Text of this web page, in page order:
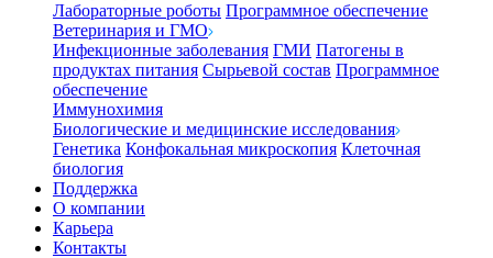
Лабораторные роботы Программное обеспечение
Ветеринария и ГМО
Инфекционные заболевания ГМИ Патогены в
продуктах питания Сырьевой состав Программное
обеспечение
Иммунохимия
Биологические и медицинские исследования
Генетика Конфокальная микроскопия Клеточная
биология
Поддержка
О компании
Карьера
Контакты